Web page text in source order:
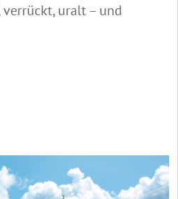
verrückt, uralt – und